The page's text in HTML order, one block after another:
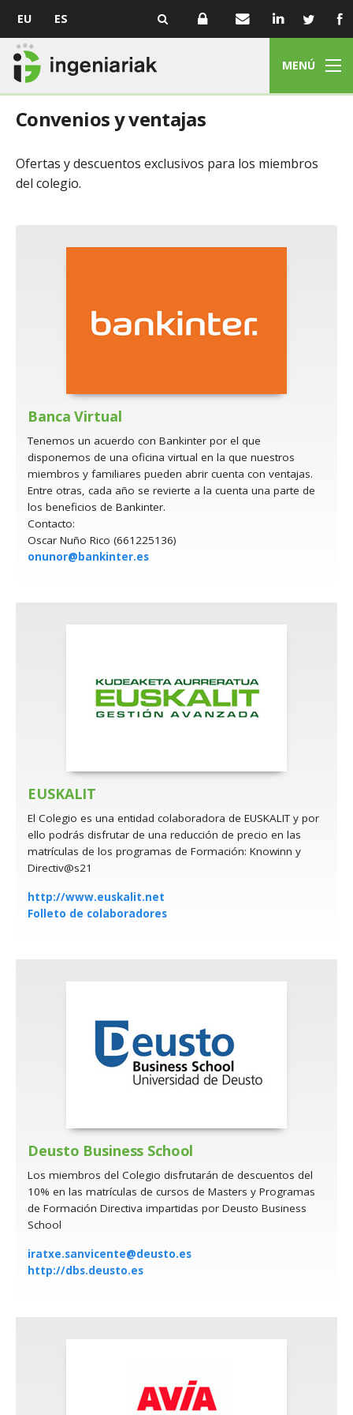
EU ES
MENÚ
Convenios y ventajas
Ofertas y descuentos exclusivos para los miembros
del colegio.
Banca Virtual
Tenemos un acuerdo con Bankinter por el que
disponemos de una oficina virtual en la que nuestros
miembros y familiares pueden abrir cuenta con ventajas.
Entre otras, cada año se revierte a la cuenta una parte de
los beneficios de Bankinter.
Contacto:
Oscar Nuño Rico (661225136)
onunor@bankinter.es
EUSKALIT
El Colegio es una entidad colaboradora de EUSKALIT y por
ello podrás disfrutar de una reducción de precio en las
matrículas de los programas de Formación: Knowinn y
Directiv@s21
http://www.euskalit.net
Folleto de colaboradores
Deusto Business School
Los miembros del Colegio disfrutarán de descuentos del
10% en las matrículas de cursos de Masters y Programas
de Formación Directiva impartidas por Deusto Business
School
iratxe.sanvicente@deusto.es
http://dbs.deusto.es